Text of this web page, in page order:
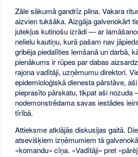
Zāle sākumā gandrīz pilna. Vakara
aizvien tukšāka. Aizgāja galvenokārt
jutekļus kutinošu izrādi — ar
nelielu kautiņu, kurā pašam nav
gribēja piedalīties lemšanā un darbā,
pienākums ir rūpes par dabas
rajona vadītāji, uzņēmumu direktori.
epidemioloģiskā dienesta pārstāve,
pieprasīto pārskatu, tikpat aši
nodemonstrēdama savas iestādes
tīrībā.
Attieksme atklājās diskusijas gaitā.
atsevišķiem izņēmumiem tā
«komandu» cīņa. «Vadītāji» pret